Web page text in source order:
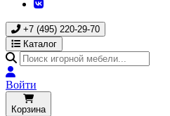
+7 (495) 220-29-70
Каталог
Войти
Корзина